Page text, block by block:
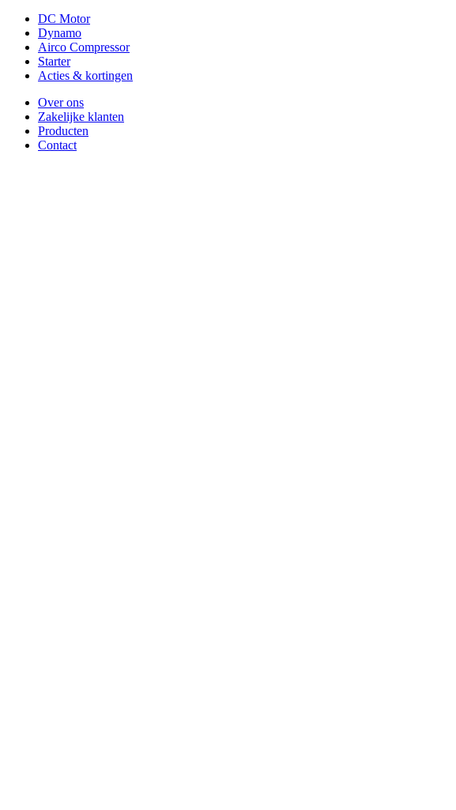
DC Motor
Dynamo
Airco Compressor
Starter
Acties & kortingen
Over ons
Zakelijke klanten
Producten
Contact